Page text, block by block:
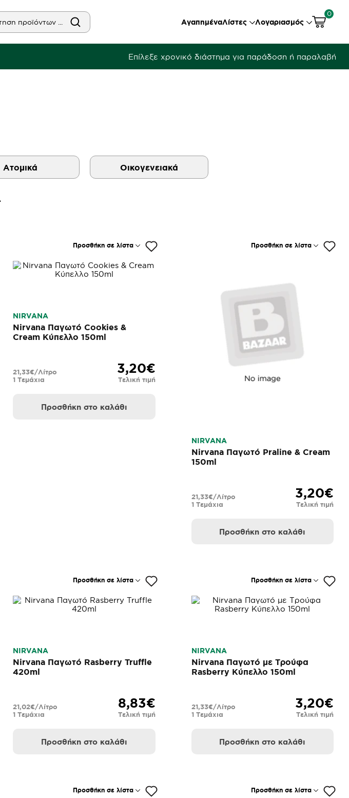
ΑγαπημέναΛίστες Λογαριασμός
0
Επίλεξε χρονικό διάστημα για παράδοση ή παραλαβή
Ατομικά Οικογενειακά
Προσθήκη σε λίστα
NIRVANA
Nirvana Παγωτό Cookies &
Cream Κύπελλο 150ml
3,20€
Τελική τιμή
1 Τεμάχια
21,33€/Λίτρο
Προσθήκη στο καλάθι
Προσθήκη σε λίστα
NIRVANA
Nirvana Παγωτό Praline & Cream
150ml
3,20€
Τελική τιμή
1 Τεμάχια
21,33€/Λίτρο
Προσθήκη στο καλάθι
Προσθήκη σε λίστα
NIRVANA
Nirvana Παγωτό Rasberry Truffle
420ml
8,83€
Τελική τιμή
1 Τεμάχια
21,02€/Λίτρο
Προσθήκη στο καλάθι
Προσθήκη σε λίστα
NIRVANA
Nirvana Παγωτό με Τρούφα
Rasberry Κύπελλο 150ml
3,20€
Τελική τιμή
1 Τεμάχια
21,33€/Λίτρο
Προσθήκη στο καλάθι
Προσθήκη σε λίστα Προσθήκη σε λίστα